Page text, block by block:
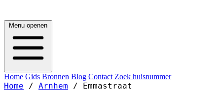
Menu openen
Home Gids Bronnen Blog Contact Zoek huisnummer
Home / Arnhem / Emmastraat